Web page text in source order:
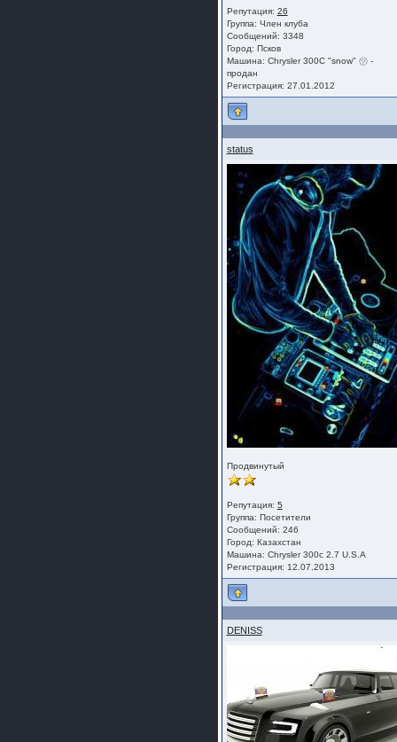
Репутация: 26
Группа: Член клуба
Сообщений: 3348
Город: Псков
Машина: Chrysler 300C "snow" ㋡ -
продан
Регистрация: 27.01.2012
status
Продвинутый
Репутация: 5
Группа: Посетители
Сообщений: 246
Город: Казахстан
Машина: Chrysler 300c 2.7 U.S.A
Регистрация: 12.07.2013
DENISS